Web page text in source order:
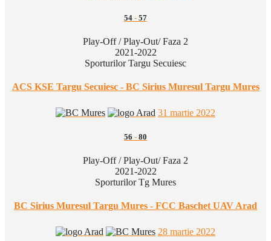
54 - 57
Play-Off / Play-Out/ Faza 2
2021-2022
Sporturilor Targu Secuiesc
ACS KSE Targu Secuiesc - BC Sirius Muresul Targu Mures
31 martie 2022
56 - 80
Play-Off / Play-Out/ Faza 2
2021-2022
Sporturilor Tg Mures
BC Sirius Muresul Targu Mures - FCC Baschet UAV Arad
28 martie 2022